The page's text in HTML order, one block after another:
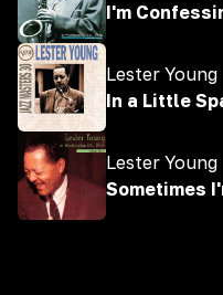
I'm
Lester Young
In a Little
Lester Young
Sometimes